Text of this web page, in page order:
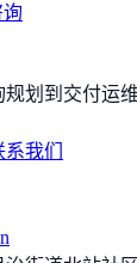
划到交付运
系我们